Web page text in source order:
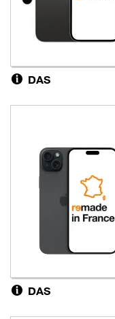
DAS
DAS